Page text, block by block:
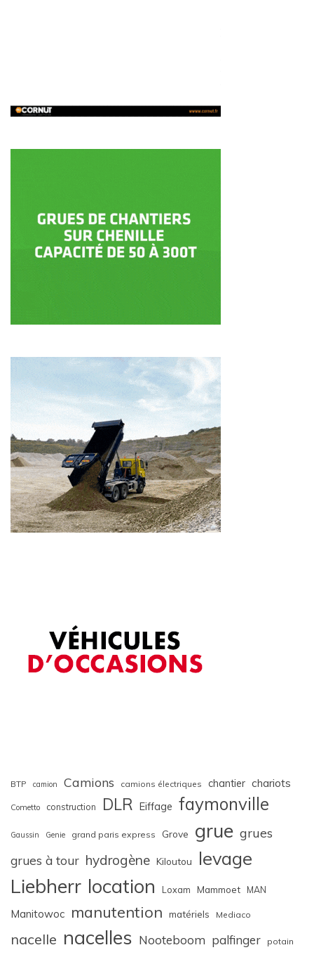
BTP camion Camions camions électriques chantier chariots
Cometto construction DLR Eiffage faymonville
Gaussin Genie grand paris express Grove grue grues
grues à tour hydrogène Kiloutou levage
Liebherr location Loxam Mammoet MAN
Manitowoc manutention matériels Mediaco
nacelle nacelles Nooteboom palfinger potain